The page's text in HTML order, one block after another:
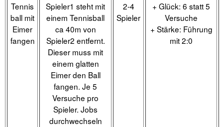
Tennis
ball mit
Eimer
fangen
Spieler1 steht mit
einem Tennisball
ca 40m von
Spieler2 entfernt.
Dieser muss mit
einem glatten
Eimer den Ball
fangen. Je 5
Versuche pro
Spieler. Jobs
durchwechseln
2-4
Spieler
+ Glück: 6 statt 5
Versuche
+ Stärke: Führung
mit 2:0